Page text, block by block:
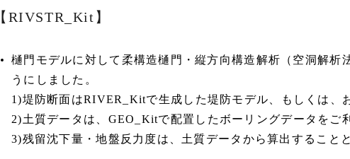
【RIVSTR_Kit】
樋門モデルに対して柔構造樋門・縦方向構造解析（空洞解
うにしました。
1)堤防断面はRIVER_Kitで生成した堤防モデル、もしくは、
2)土質データは、GEO_Kitで配置したボーリングデータをご
3)残留沈下量・地盤反力度は、土質データから算出すること